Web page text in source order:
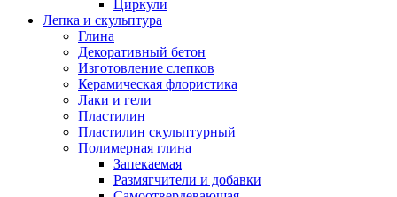
Циркули
Лепка и скульптура
Глина
Декоративный бетон
Изготовление слепков
Керамическая флористика
Лаки и гели
Пластилин
Пластилин скульптурный
Полимерная глина
Запекаемая
Размягчители и добавки